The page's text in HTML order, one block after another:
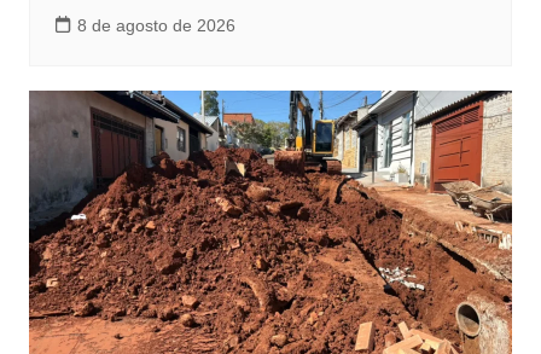
8 de agosto de 2026